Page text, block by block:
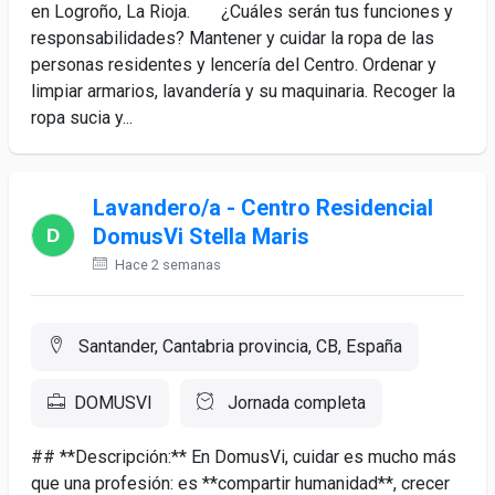
en Logroño, La Rioja. ¿Cuáles serán tus funciones y
responsabilidades? Mantener y cuidar la ropa de las
personas residentes y lencería del Centro. Ordenar y
limpiar armarios, lavandería y su maquinaria. Recoger la
ropa sucia y...
Lavandero/a - Centro Residencial
DomusVi Stella Maris
Hace 2 semanas
Santander, Cantabria provincia, CB, España
DOMUSVI Jornada completa
## **Descripción:** En DomusVi, cuidar es mucho más
que una profesión: es **compartir humanidad**, crecer